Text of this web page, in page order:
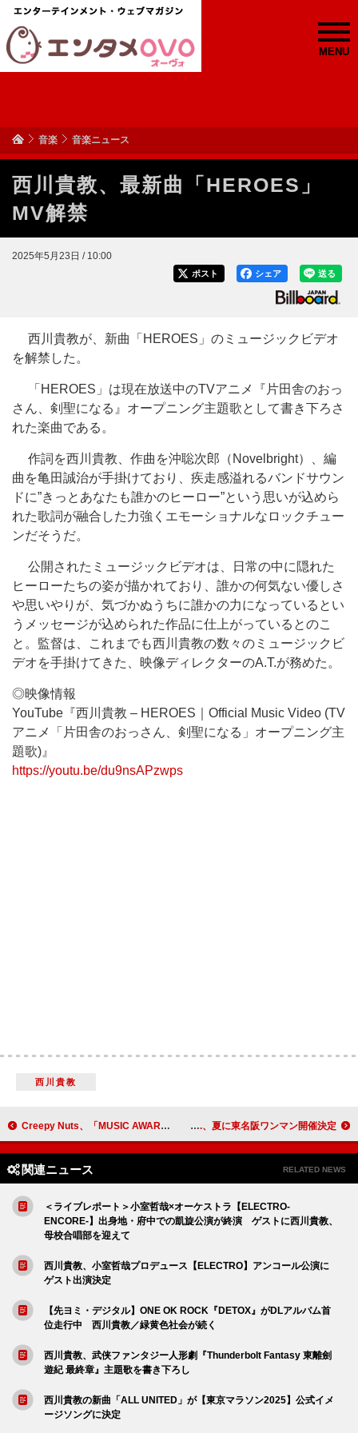
MENU
音楽 音楽ニュース
西川貴教、最新曲「HEROES」
MV解禁
2025年5月23日 / 10:00
送る
シェア
ポスト
西川貴教が、新曲「HEROES」のミュージックビデオ
を解禁した。
「HEROES」は現在放送中のTVアニメ『片田舎のおっ
さん、剣聖になる』オープニング主題歌として書き下ろさ
れた楽曲である。
作詞を西川貴教、作曲を沖聡次郎（Novelbright）、編
曲を亀田誠治が手掛けており、疾走感溢れるバンドサウン
ドに”きっとあなたも誰かのヒーロー”という思いが込めら
れた歌詞が融合した力強くエモーショナルなロックチュー
ンだそうだ。
公開されたミュージックビデオは、日常の中に隠れた
ヒーローたちの姿が描かれており、誰かの何気ない優しさ
や思いやりが、気づかぬうちに誰かの力になっているとい
うメッセージが込められた作品に仕上がっているとのこ
と。監督は、これまでも西川貴教の数々のミュージックビ
デオを手掛けてきた、映像ディレクターのA.T.が務めた。
◎映像情報
YouTube『西川貴教 – HEROES｜Official Music Video (TV
アニメ「片田舎のおっさん、剣聖になる」オープニング主
題歌)』
https://youtu.be/du9nsAPzwps
西川貴教
Creepy Nuts、「MUSIC AWARDS JAPAN」で最優秀国内ヒップホップ/ラップアーティスト賞に w.o.d.、夏に東名阪ワンマン開催決定
関連ニュース RELATED NEWS
＜ライブレポート＞小室哲哉×オーケストラ【ELECTRO-
ENCORE-】出身地・府中での凱旋公演が終演 ゲストに西川貴教、
母校合唱部を迎えて
西川貴教、小室哲哉プロデュース【ELECTRO】アンコール公演に
ゲスト出演決定
【先ヨミ・デジタル】ONE OK ROCK『DETOX』がDLアルバム首
位走行中 西川貴教／緑黄色社会が続く
西川貴教、武侠ファンタジー人形劇『Thunderbolt Fantasy 東離劍
遊紀 最終章』主題歌を書き下ろし
西川貴教の新曲「ALL UNITED」が【東京マラソン2025】公式イメ
ージソングに決定